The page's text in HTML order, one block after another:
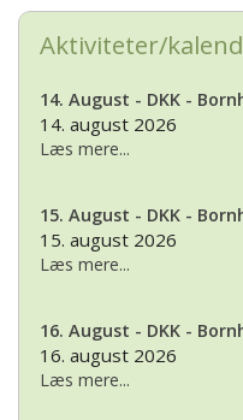
Aktiviteter/
14. August - DKK -
14. august 2026
Læs mere...
15. August - DKK -
15. august 2026
Læs mere...
16. August - DKK -
16. august 2026
Læs mere...